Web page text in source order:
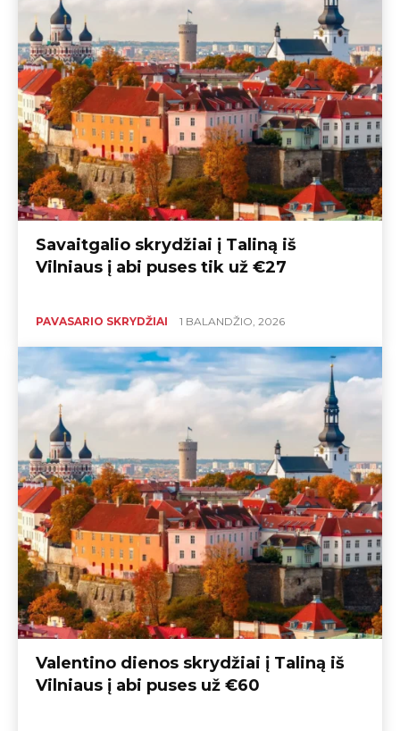
Savaitgalio skrydžiai į Taliną iš
Vilniaus į abi puses tik už €27
PAVASARIO SKRYDŽIAI 1 BALANDŽIO, 2026
Valentino dienos skrydžiai į Taliną iš
Vilniaus į abi puses už €60